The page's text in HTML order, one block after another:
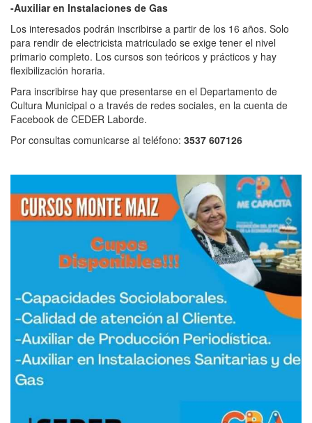
-Auxiliar en Instalaciones de Gas
Los interesados podrán inscribirse a partir de los 16 años. Solo
para rendir de electricista matriculado se exige tener el nivel
primario completo. Los cursos son teóricos y prácticos y hay
flexibilización horaria.
Para inscribirse hay que presentarse en el Departamento de
Cultura Municipal o a través de redes sociales, en la cuenta de
Facebook de CEDER Laborde.
Por consultas comunicarse al teléfono: 3537 607126